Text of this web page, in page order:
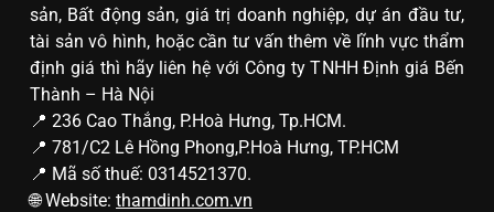
sản, Bất động sản, giá trị doanh nghiệp, dự án đầu tư,
tài sản vô hình, hoặc cần tư vấn thêm về lĩnh vực thẩm
định giá thì hãy liên hệ với Công ty TNHH Định giá Bến
Thành – Hà Nội
📍 236 Cao Thắng, P.Hoà Hưng, Tp.HCM.
📍 781/C2 Lê Hồng Phong,P.Hoà Hưng, TP.HCM
📍 Mã số thuế: 0314521370.
🌐 Website: thamdinh.com.vn